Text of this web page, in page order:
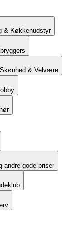
& Køkkenudstyr
& Velvære
andre gode priser